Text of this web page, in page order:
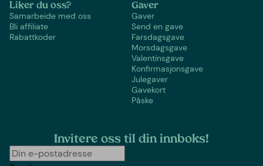
Liker du oss?
Samarbeide med oss
Bli affiliate
Rabattkoder
Gaver
Gaver
Send en gave
Farsdagsgave
Morsdagsgave
Valentinsgave
Konfirmasjonsgave
Julegaver
Gavekort
Påske
Invitere oss til din innboks!